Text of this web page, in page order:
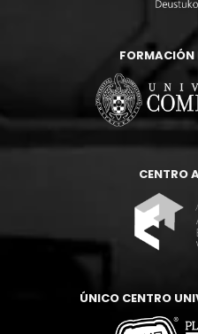
FORMACIÓN
CENTRO
ÚNICO CENTRO